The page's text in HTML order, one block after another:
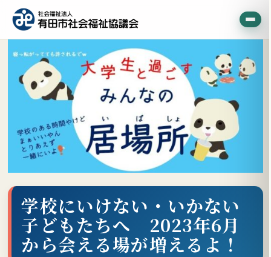
学校にいけない・いかない
子どもたちへ 2023年6月
から会える場が増えるよ！